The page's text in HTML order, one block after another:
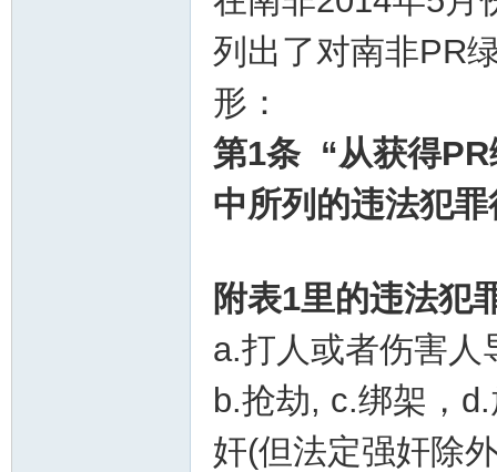
列出了对南非PR
形：
第1条 “从获得
中所列的违法犯
附表1里的违法犯
a.打人或者伤害人
b.抢劫, c.绑架，
奸(但法定强奸除